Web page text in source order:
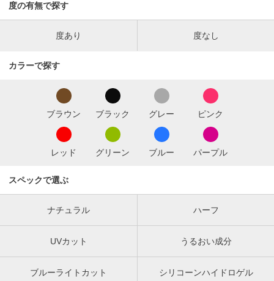
度の有無で探す
度あり 度なし
カラーで探す
ブラウン ブラック グレー ピンク
レッド グリーン ブルー パープル
スペックで選ぶ
ナチュラル ハーフ
UVカット うるおい成分
ブルーライトカット シリコーンハイドロゲル